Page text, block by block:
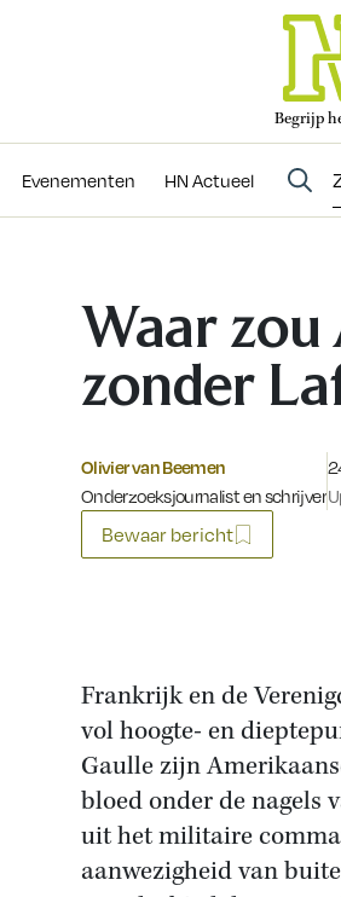
Begrijp
Evenementen HN Actueel
Evenementen
Waar zou
zonder
Olivier van Beemen
Onderzoeksjournalist en schrijver
Bewaar bericht
Frankrijk en de
vol hoogte- en
Gaulle zijn
bloed onder de nagels
uit het militaire
aanwezigheid van